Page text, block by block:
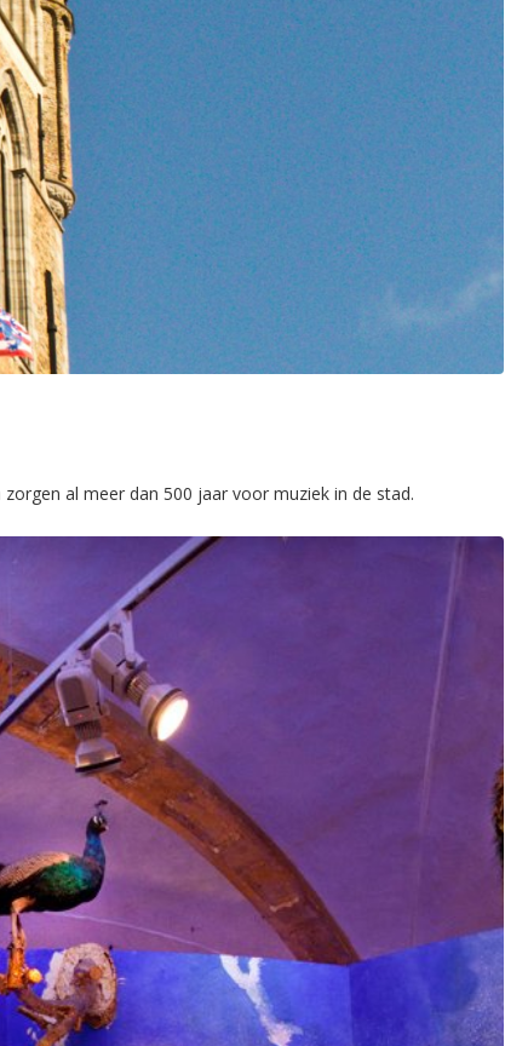
al meer dan 500 jaar voor muziek in de stad.